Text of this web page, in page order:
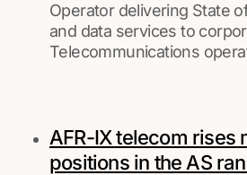
Operator delivering State
and data services to
Telecommunications
AFR-IX telecom rises
positions in the AS